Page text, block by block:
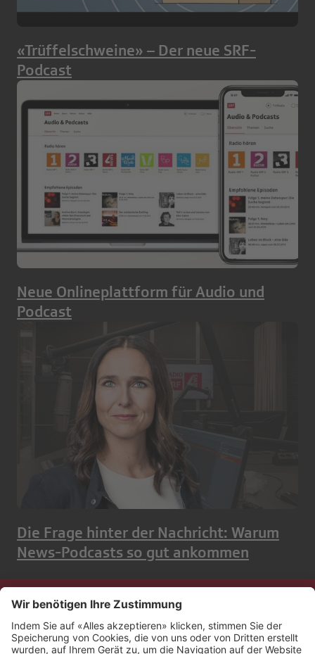
«Trüffelschweine» – Der neue SRF-
Podcast
Neue Onlineplattform für Audio und
Podcast
Die Frage hinter der Nachricht: Warum
News-Podcasts so gut ankommen
Kontakt
Impressum